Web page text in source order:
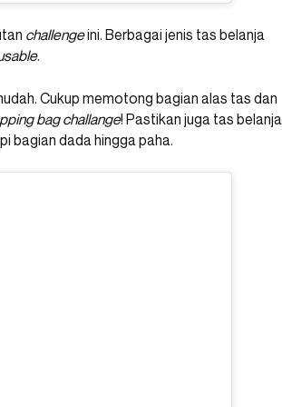
challengeini. Berbagai jenis tas belanja
.
Cukup memotong bagian alas tas dan
bag challange! Pastikan juga tas belanja
bagian dada hingga paha.